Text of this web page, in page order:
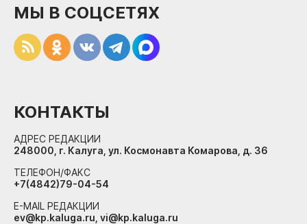
МЫ В СОЦСЕТЯХ
КОНТАКТЫ
АДРЕС РЕДАКЦИИ
248000, г. Калуга, ул. Космонавта Комарова, д. 36
ТЕЛЕФОН/ФАКС
+7(4842)79-04-54
E-MAIL РЕДАКЦИИ
ev@kp.kaluga.ru, vi@kp.kaluga.ru